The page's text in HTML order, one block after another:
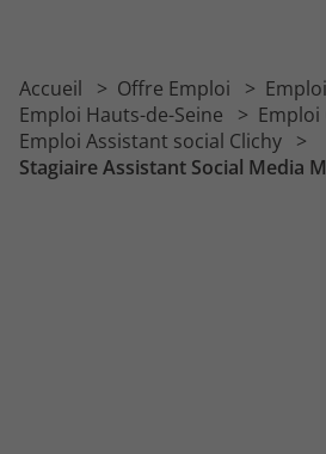
Accueil Offre Emploi
Emploi Hauts-de-Seine
Emploi
Emploi Assistant social Clichy
Stagiaire Assistant Social Media